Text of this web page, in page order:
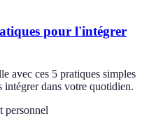
pour l'intégrer
avec ces 5 pratiques simples
intégrer dans votre quotidien.
personnel